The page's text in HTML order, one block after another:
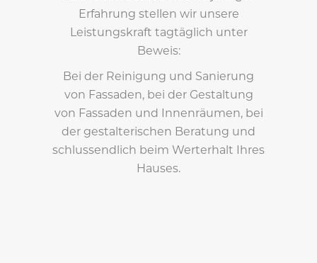
Erfahrung stellen wir unsere
Leistungskraft tagtäglich unter
Beweis:
Bei der Reinigung und Sanierung
von Fassaden, bei der Gestaltung
von Fassaden und Innenräumen, bei
der gestalterischen Beratung und
schlussendlich beim Werterhalt Ihres
Hauses.